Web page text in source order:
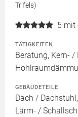
Trifels)
5 mit
TÄTIGKEITEN
Beratung, Kern-
GEBÄUDETEILE
Dach /
Lärm- /